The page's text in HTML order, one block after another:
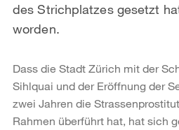
des Strichplatzes gesetzt
worden.
Dass die Stadt Zürich mit der
Sihlquai und der Eröffnung der
zwei Jahren die
Rahmen überführt hat, hat sich